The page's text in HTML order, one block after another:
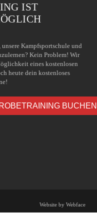
IST
Kampfsportschule und
Kein Problem! Wir
eines kostenlosen
heute dein kostenloses
BUCHEN
Website by Webface